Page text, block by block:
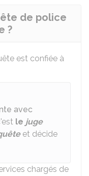
de police
?
est confiée à
avec
le juge
et décide
chargés de